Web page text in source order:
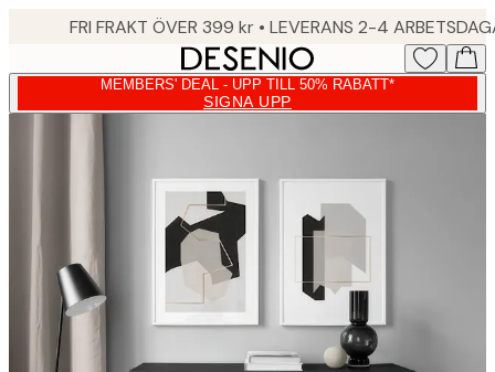
FRI FRAKT ÖVER 399 kr • LEVERANS 2-4
MEMBERS' DEAL - UPP TILL 50% RABATT*
SIGNA UPP